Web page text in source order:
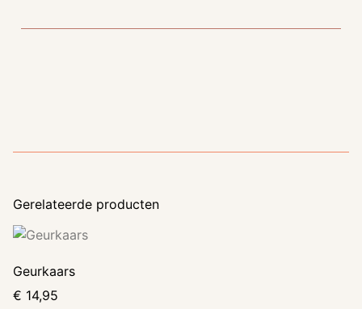
Gerelateerde producten
Geurkaars
€ 14,95